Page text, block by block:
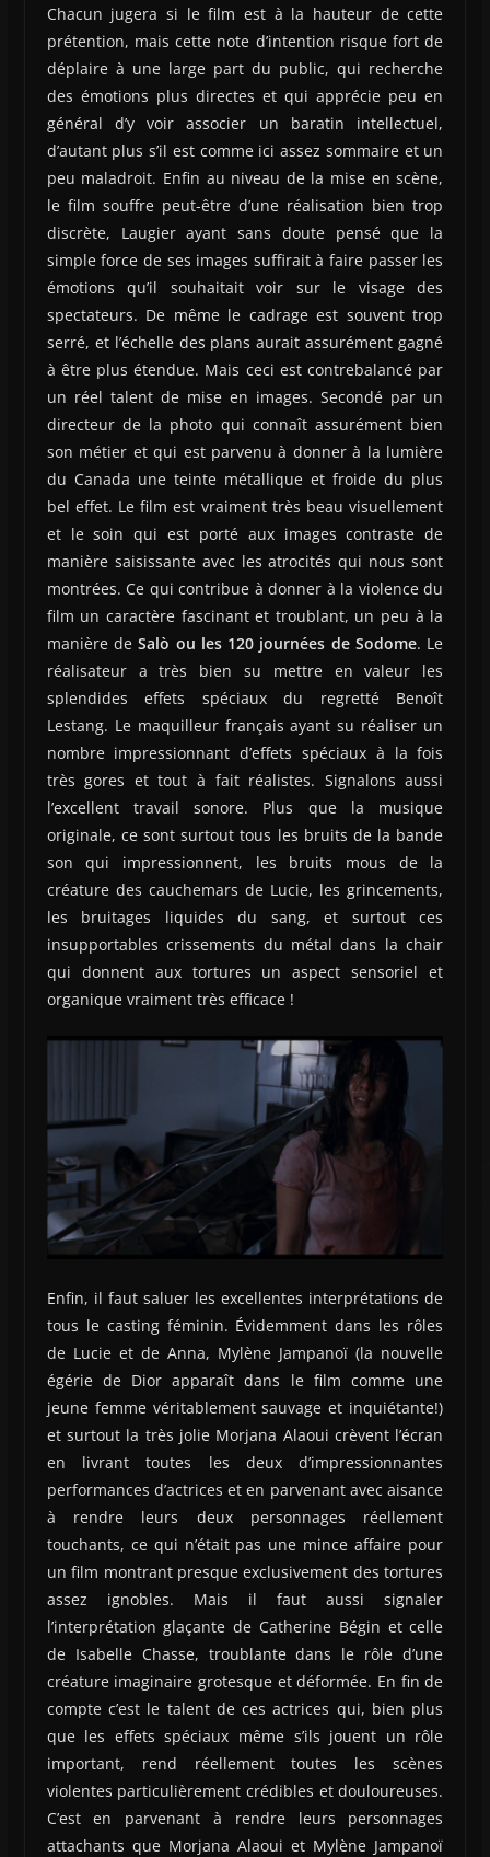
Chacun jugera si le film est à la hauteur de cette
prétention, mais cette note d’intention risque fort de
déplaire à une large part du public, qui recherche
des émotions plus directes et qui apprécie peu en
général d’y voir associer un baratin intellectuel,
d’autant plus s’il est comme ici assez sommaire et un
peu maladroit. Enfin au niveau de la mise en scène,
le film souffre peut-être d’une réalisation bien trop
discrète, Laugier ayant sans doute pensé que la
simple force de ses images suffirait à faire passer les
émotions qu’il souhaitait voir sur le visage des
spectateurs. De même le cadrage est souvent trop
serré, et l’échelle des plans aurait assurément gagné
à être plus étendue. Mais ceci est contrebalancé par
un réel talent de mise en images. Secondé par un
directeur de la photo qui connaît assurément bien
son métier et qui est parvenu à donner à la lumière
du Canada une teinte métallique et froide du plus
bel effet. Le film est vraiment très beau visuellement
et le soin qui est porté aux images contraste de
manière saisissante avec les atrocités qui nous sont
montrées. Ce qui contribue à donner à la violence du
film un caractère fascinant et troublant, un peu à la
manière deSalò ou les 120 journées de Sodome. Le
réalisateur a très bien su mettre en valeur les
splendides effets spéciaux du regretté Benoît
Lestang. Le maquilleur français ayant su réaliser un
nombre impressionnant d’effets spéciaux à la fois
très gores et tout à fait réalistes. Signalons aussi
l’excellent travail sonore. Plus que la musique
originale, ce sont surtout tous les bruits de la bande
son qui impressionnent, les bruits mous de la
créature des cauchemars de Lucie, les grincements,
les bruitages liquides du sang, et surtout ces
insupportables crissements du métal dans la chair
qui donnent aux tortures un aspect sensoriel et
organique vraiment très efficace !
Enfin, il faut saluer les excellentes interprétations de
tous le casting féminin. Évidemment dans les rôles
de Lucie et de Anna, Mylène Jampanoï (la nouvelle
égérie de Dior apparaît dans le film comme une
jeune femme véritablement sauvage et inquiétante!)
et surtout la très jolie Morjana Alaoui crèvent l’écran
en livrant toutes les deux d’impressionnantes
performances d’actrices et en parvenant avec aisance
à rendre leurs deux personnages réellement
touchants, ce qui n’était pas une mince affaire pour
un film montrant presque exclusivement des tortures
assez ignobles. Mais il faut aussi signaler
l’interprétation glaçante de Catherine Bégin et celle
de Isabelle Chasse, troublante dans le rôle d’une
créature imaginaire grotesque et déformée. En fin de
compte c’est le talent de ces actrices qui, bien plus
que les effets spéciaux même s’ils jouent un rôle
important, rend réellement toutes les scènes
violentes particulièrement crédibles et douloureuses.
C’est en parvenant à rendre leurs personnages
attachants que Morjana Alaoui et Mylène Jampanoï